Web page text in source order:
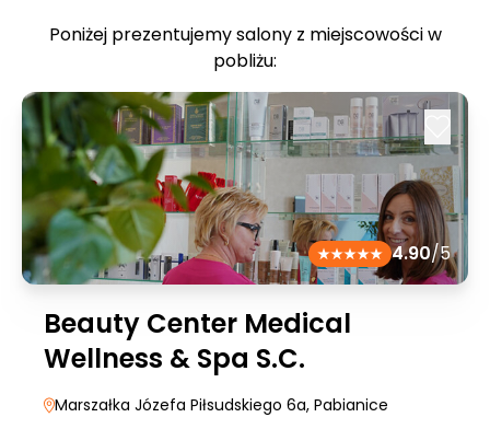
Poniżej prezentujemy salony z miejscowości w
pobliżu:
4.90/5
Beauty Center Medical
Wellness & Spa S.C.
Marszałka Józefa Piłsudskiego 6a, Pabianice